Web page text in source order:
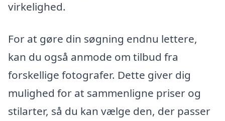
virkelighed.
For at gøre din søgning endnu lettere,
kan du også anmode om tilbud fra
forskellige fotografer. Dette giver dig
mulighed for at sammenligne priser og
stilarter, så du kan vælge den, der passer